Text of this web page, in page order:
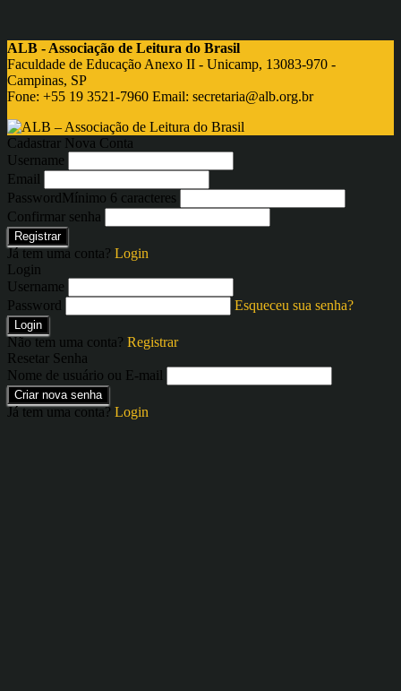
ALB - Associação de Leitura do Brasil
Faculdade de Educação Anexo II - Unicamp, 13083-970 -
Campinas, SP
Fone: +55 19 3521-7960 Email: secretaria@alb.org.br
Cadastrar Nova Conta
Username
Email
PasswordMínimo 6 caracteres
Confirmar senha
Registrar
Já tem uma conta? Login
Login
Username
Password
Esqueceu sua senha?
Login
Não tem uma conta? Registrar
Resetar Senha
Nome de usuário ou E-mail
Criar nova senha
Já tem uma conta? Login